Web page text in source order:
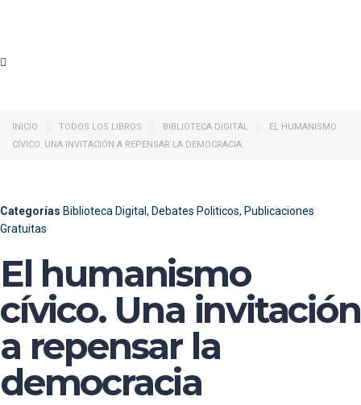
INICIO TODOS LOS LIBROS BIBLIOTECA DIGITAL
EL HUMANISMO
CÍVICO. UNA INVITACIÓN A REPENSAR LA DEMOCRACIA
Categorías Biblioteca Digital , Debates Politicos, Publicaciones
Gratuitas
El humanismo
cívico. Una invitación
a repensar la
democracia